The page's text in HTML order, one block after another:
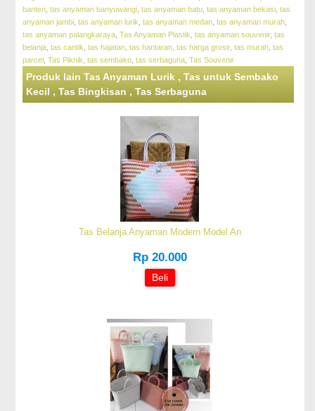
banten ,tas anyaman banyuwangi ,tas anyaman batu ,tas anyaman bekasi ,tas
anyaman jambi ,tas anyaman lurik ,tas anyaman medan ,tas anyaman murah
tas anyaman palangkaraya ,Tas Anyaman Plastik ,tas anyaman souvenir,tas
belanja ,tas cantik ,tas hajatan ,tas hantaran ,tas harga grosir,tas murah ,tas
parcel
,Tas Piknik ,tas sembako ,tas serbaguna ,Tas Souvenir
Produk lain Tas Anyaman Lurik , Tas untuk Sembako
Kecil , Tas Bingkisan , Tas Serbaguna
Tas Belanja Anyaman Modern Model An
Rp 20.000
Beli